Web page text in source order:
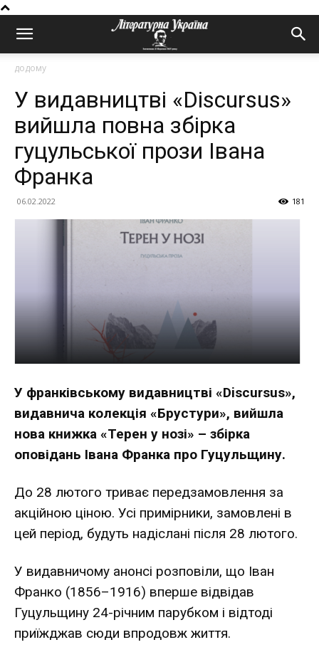
додому
У видавництві «Discursus»
вийшла повна збірка
гуцульської прози Івана
Франка
06.02.2022 181
У франківському видавництві «Discursus»,
видавнича колекція «Брустури», вийшла
нова книжка «Терен у нозі» – збірка
оповідань Івана Франка про Гуцульщину.
До 28 лютого триває передзамовлення за
акційною ціною. Усі примірники, замовлені в
цей період, будуть надіслані після 28 лютого.
У видавничому анонсі розповіли, що Іван
Франко (1856–1916) вперше відвідав
Гуцульщину 24-річним парубком і відтоді
приїжджав сюди впродовж життя.